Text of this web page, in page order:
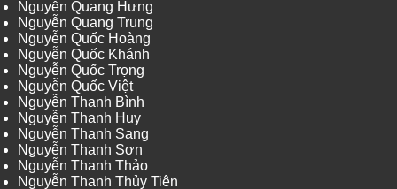
Nguyễn Quang Hưng
Nguyễn Quang Trung
Nguyễn Quốc Hoàng
Nguyễn Quốc Khánh
Nguyễn Quốc Trọng
Nguyễn Quốc Việt
Nguyễn Thanh Bình
Nguyễn Thanh Huy
Nguyễn Thanh Sang
Nguyễn Thanh Sơn
Nguyễn Thanh Thảo
Nguyễn Thanh Thủy Tiên